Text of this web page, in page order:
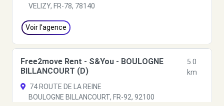
VELIZY, FR-78, 78140
Voir l'agence
Free2move Rent - S&You - BOULOGNE
BILLANCOURT (D)
5.0
km
74 ROUTE DE LA REINE
BOULOGNE BILLANCOURT, FR-92, 92100